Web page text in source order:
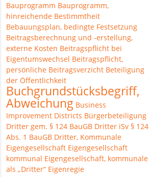
Bauprogramm Bauprogramm,
hinreichende Bestimmtheit
Bebauungsplan, bedingte Festsetzung
Beitragsberechnung und -erstellung,
externe Kosten Beitragspflicht bei
Eigentumswechsel Beitragspflicht,
persönliche Beitragsverzicht Beteiligung
der Öffentlichkeit
Buchgrundstücksbegriff,
Abweichung Business
Improvement Districts Bürgerbeteiligung
Dritter gem. § 124 BauGB Dritter iSv § 124
Abs. 1 BauGB Dritter, Kommunale
Eigengesellschaft Eigengesellschaft
kommunal Eigengesellschaft, kommunale
als „Dritter“ Eigenregie